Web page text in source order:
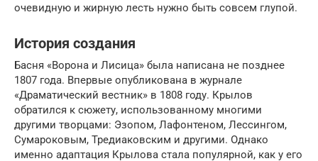
очевидную и жирную лесть нужно быть совсем глупой.
История создания
Басня «Ворона и Лисица» была написана не позднее
1807 года. Впервые опубликована в журнале
«Драматический вестник» в 1808 году. Крылов
обратился к сюжету, использованному многими
другими творцами: Эзопом, Лафонтеном, Лессингом,
Сумароковым, Тредиаковским и другими. Однако
именно адаптация Крылова стала популярной, как у его